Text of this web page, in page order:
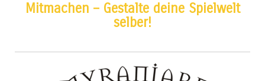
Mitmachen – Gestalte deine Spielwelt
selber!